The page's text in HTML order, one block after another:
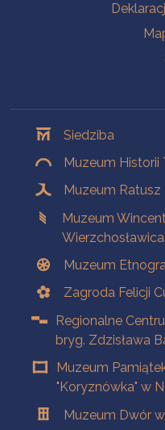
Siedziba
Muzeum Historii
Muzeum Ratusz
Muzeum
Muzeum
Zagroda Felicji
Regionalne
bryg. Zdzisława
Muzeum
"Koryznówka" w
Muzeum Dwór